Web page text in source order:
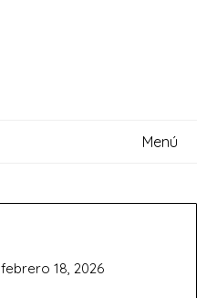
Menú
febrero 18, 2026